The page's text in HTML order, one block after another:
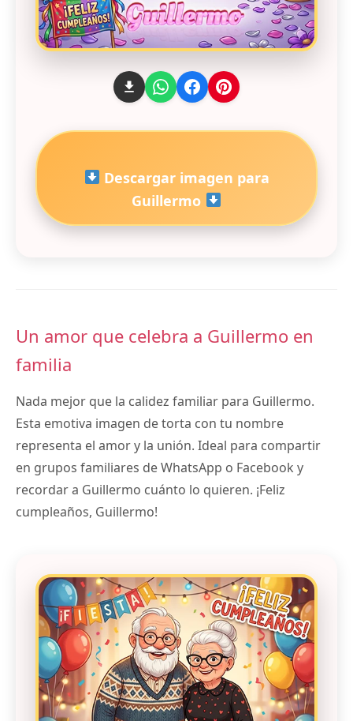
Descargar imagen para
Guillermo
Un amor que celebra a Guillermo en
familia
Nada mejor que la calidez familiar para Guillermo.
Esta emotiva imagen de torta con tu nombre
representa el amor y la unión. Ideal para compartir
en grupos familiares de WhatsApp o Facebook y
recordar a Guillermo cuánto lo quieren. ¡Feliz
cumpleaños, Guillermo!